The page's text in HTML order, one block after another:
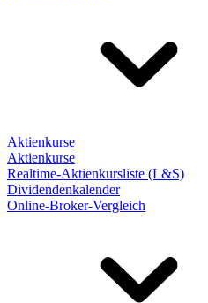
Aktienkurse
Aktienkurse
Realtime-Aktienkursliste (L&S)
Dividendenkalender
Online-Broker-Vergleich